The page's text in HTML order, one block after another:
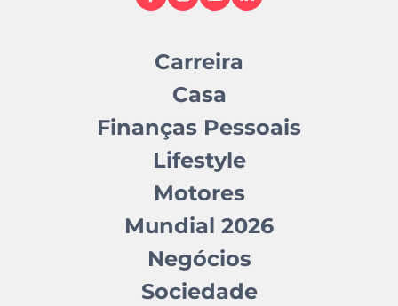
Carreira
Casa
Finanças Pessoais
Lifestyle
Motores
Mundial 2026
Negócios
Sociedade